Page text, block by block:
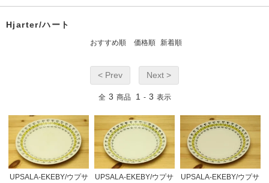
Hjarter/ハート
おすすめ順 価格順 新着順
< Prev Next >
全 3 商品 1 - 3 表示
UPSALA-EKEBY/ウプサ
UPSALA-EKEBY/ウプサ
UPSALA-EKEBY/ウプサ